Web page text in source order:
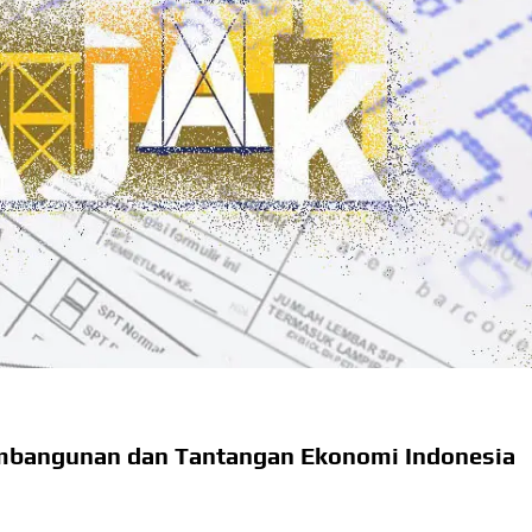
dan Tantangan Ekonomi Indonesia